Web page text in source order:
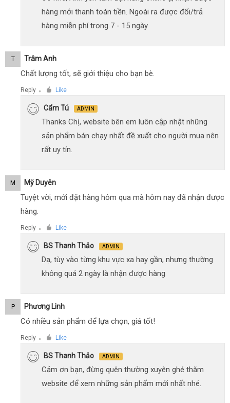
hàng mới thanh toán tiền. Ngoài ra được đổi/trả
hàng miễn phí trong 7 - 15 ngày
T Trâm Anh
Chất lượng tốt, sẽ giới thiệu cho bạn bè.
Reply ● Like
Cẩm Tú ADMIN
Thanks Chị, website bên em luôn cập nhật những
sản phẩm bán chạy nhất đề xuất cho người mua nên
rất uy tín.
M Mỹ Duyên
Tuyệt vời, mới đặt hàng hôm qua mà hôm nay đã nhận được
hàng.
Reply ● Like
BS Thanh Thảo ADMIN
Dạ, tùy vào từng khu vực xa hay gần, nhưng thường
không quá 2 ngày là nhận được hàng
P Phương Linh
Có nhiều sản phẩm để lựa chọn, giá tốt!
Reply ● Like
BS Thanh Thảo ADMIN
Cảm ơn bạn, đừng quên thường xuyên ghé thăm
website để xem những sản phẩm mới nhất nhé.